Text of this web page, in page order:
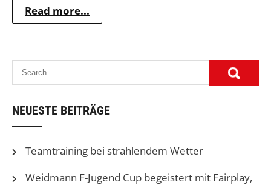
Read more...
NEUESTE BEITRÄGE
Teamtraining bei strahlendem Wetter
Weidmann F-Jugend Cup begeistert mit Fairplay,